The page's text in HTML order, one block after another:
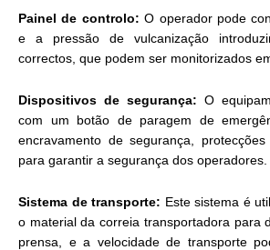
Painel de controlo: O operador pode
e a pressão de vulcanização
correctos, que podem ser monitorizados
Dispositivos de segurança: O
com um botão de paragem de
encravamento de segurança,
para garantir a segurança dos operadores.
Sistema de transporte: Este sistema é
o material da correia transportadora para
prensa, e a velocidade de transporte